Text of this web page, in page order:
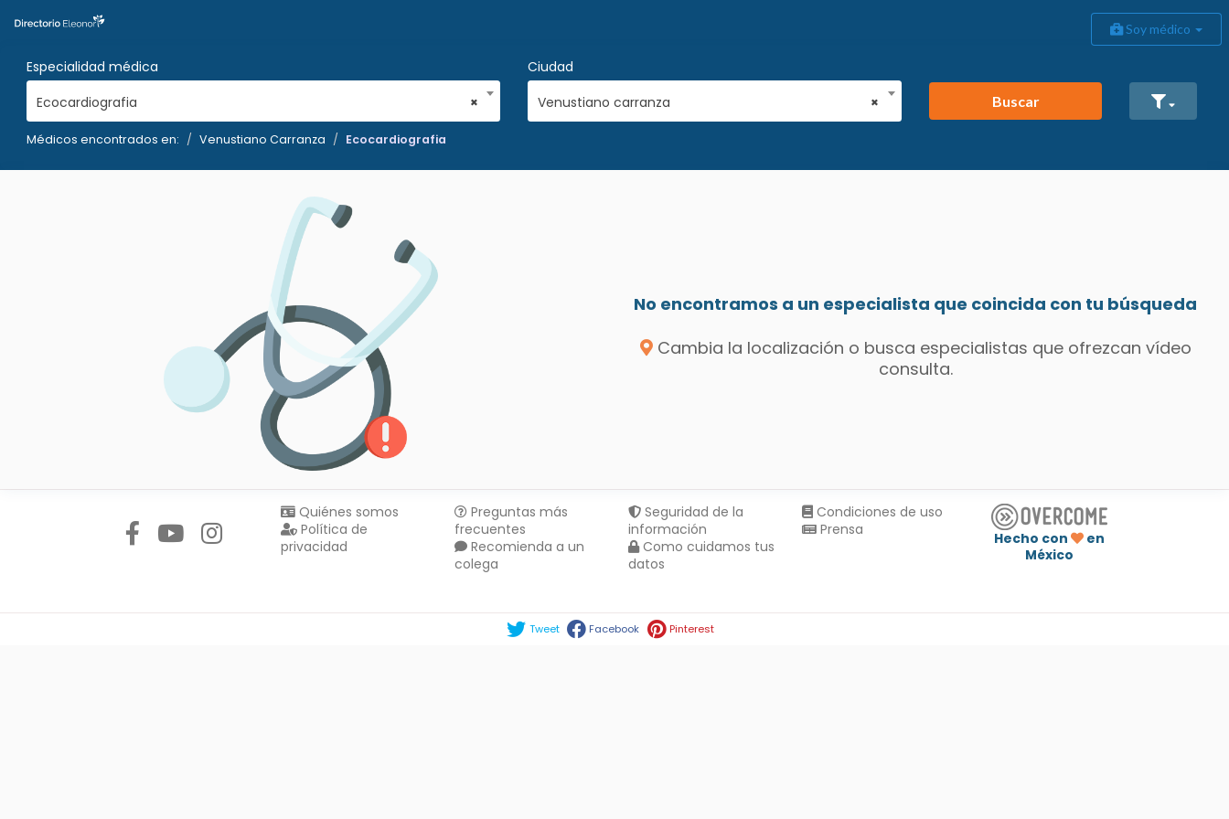
Soy médico
Especialidad médica
×
Ecocardiografia
Ciudad
×
Venustiano carranza Buscar
Médicos encontrados en: Venustiano Carranza Ecocardiografia
No encontramos a un especialista que coincida con tu búsqueda
Cambia la localización o busca especialistas que ofrezcan vídeo
consulta.
Quiénes somos
Política de
privacidad
Preguntas más
frecuentes
Recomienda a un
colega
Seguridad de la
información
Como cuidamos tus
datos
Condiciones de uso
Prensa
Hecho con
en
México
Tweet Facebook Pinterest